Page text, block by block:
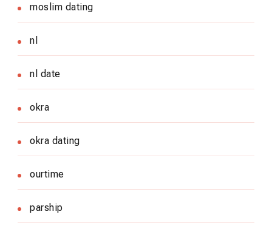
moslim dating
nl
nl date
okra
okra dating
ourtime
parship